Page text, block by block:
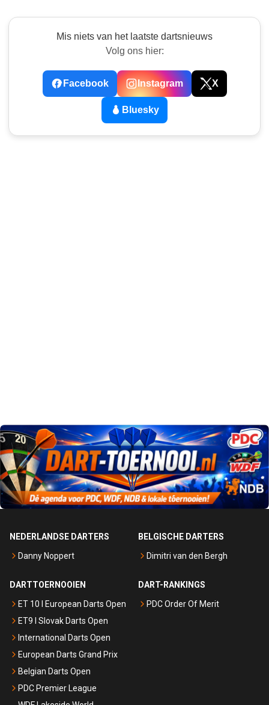
Mis niets van het laatste dartsnieuws
Volg ons hier:
Facebook Instagram X
Bluesky
NEDERLANDSE DARTERS
Danny Noppert
BELGISCHE DARTERS
Dimitri van den Bergh
DARTTOERNOOIEN
ET 10 I European Darts Open
ET9 I Slovak Darts Open
International Darts Open
European Darts Grand Prix
Belgian Darts Open
PDC Premier League
DART-RANKINGS
PDC Order Of Merit